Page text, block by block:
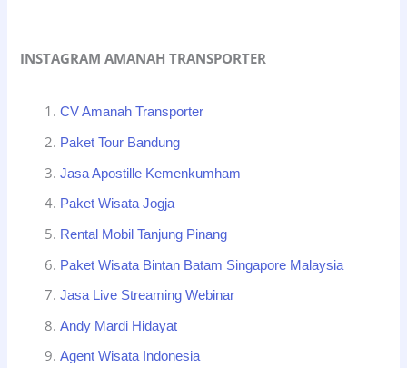
INSTAGRAM AMANAH TRANSPORTER
CV Amanah Transporter
Paket Tour Bandung
Jasa Apostille Kemenkumham
Paket Wisata Jogja
Rental Mobil Tanjung Pinang
Paket Wisata Bintan Batam Singapore Malaysia
Jasa Live Streaming Webinar
Andy Mardi Hidayat
Agent Wisata Indonesia